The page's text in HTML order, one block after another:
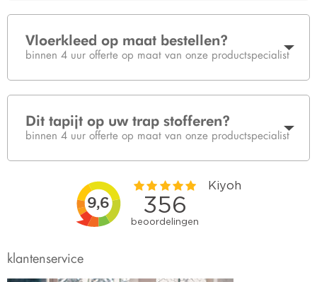
Vloerkleed op maat bestellen?
binnen 4 uur offerte op maat van onze productspecialist
Dit tapijt op uw trap stofferen?
binnen 4 uur offerte op maat van onze productspecialist
klantenservice